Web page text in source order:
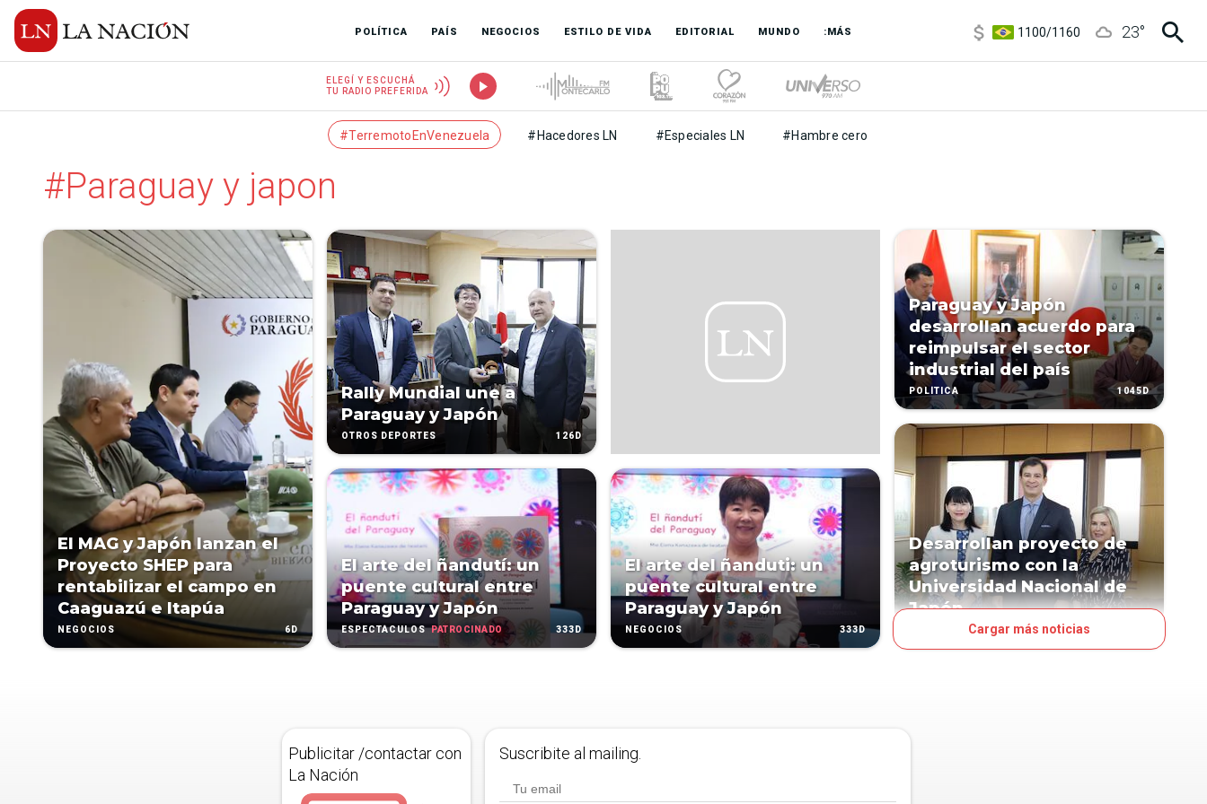
POLÍTICA PAÍS NEGOCIOS ESTILO DE VIDA EDITORIAL MUNDO :MÁS
1100/1160
23°
ELEGÍ Y ESCUCHÁ
TU RADIO PREFERIDA
#TerremotoEnVenezuela #Hacedores LN #Especiales LN #Hambre cero
#Paraguay y japon
El MAG y Japón lanzan el
Proyecto SHEP para
rentabilizar el campo en
Caaguazú e Itapúa
NEGOCIOS 6D
Rally Mundial une a
Paraguay y Japón
OTROS DEPORTES 126D
El arte del ñandutí: un
puente cultural entre
Paraguay y Japón
ESPECTÁCULOS PATROCINADO 333D
El arte del ñanduti: un
puente cultural entre
Paraguay y Japón
NEGOCIOS 333D
Paraguay y Japón
desarrollan acuerdo para
reimpulsar el sector
industrial del país
POLÍTICA 1045D
Desarrollan proyecto de
agroturismo con la
Universidad Nacional de
Japón
Cargar más noticias
Publicitar /contactar con
La Nación
Suscribite al mailing.